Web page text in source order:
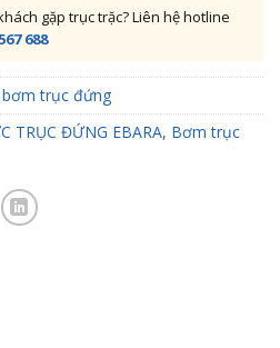
gặp trục trặc? Liên hệ hotline
688
bơm trục đứng
TRỤC ĐỨNG EBARA, Bơm trục